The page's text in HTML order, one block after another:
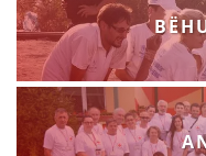
VEPRIMTARI